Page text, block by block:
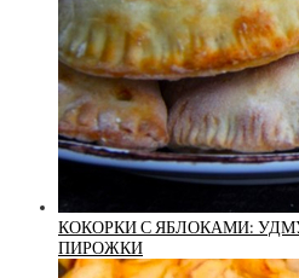
КОКОРКИ С ЯБЛОКАМИ:
ПИРОЖКИ